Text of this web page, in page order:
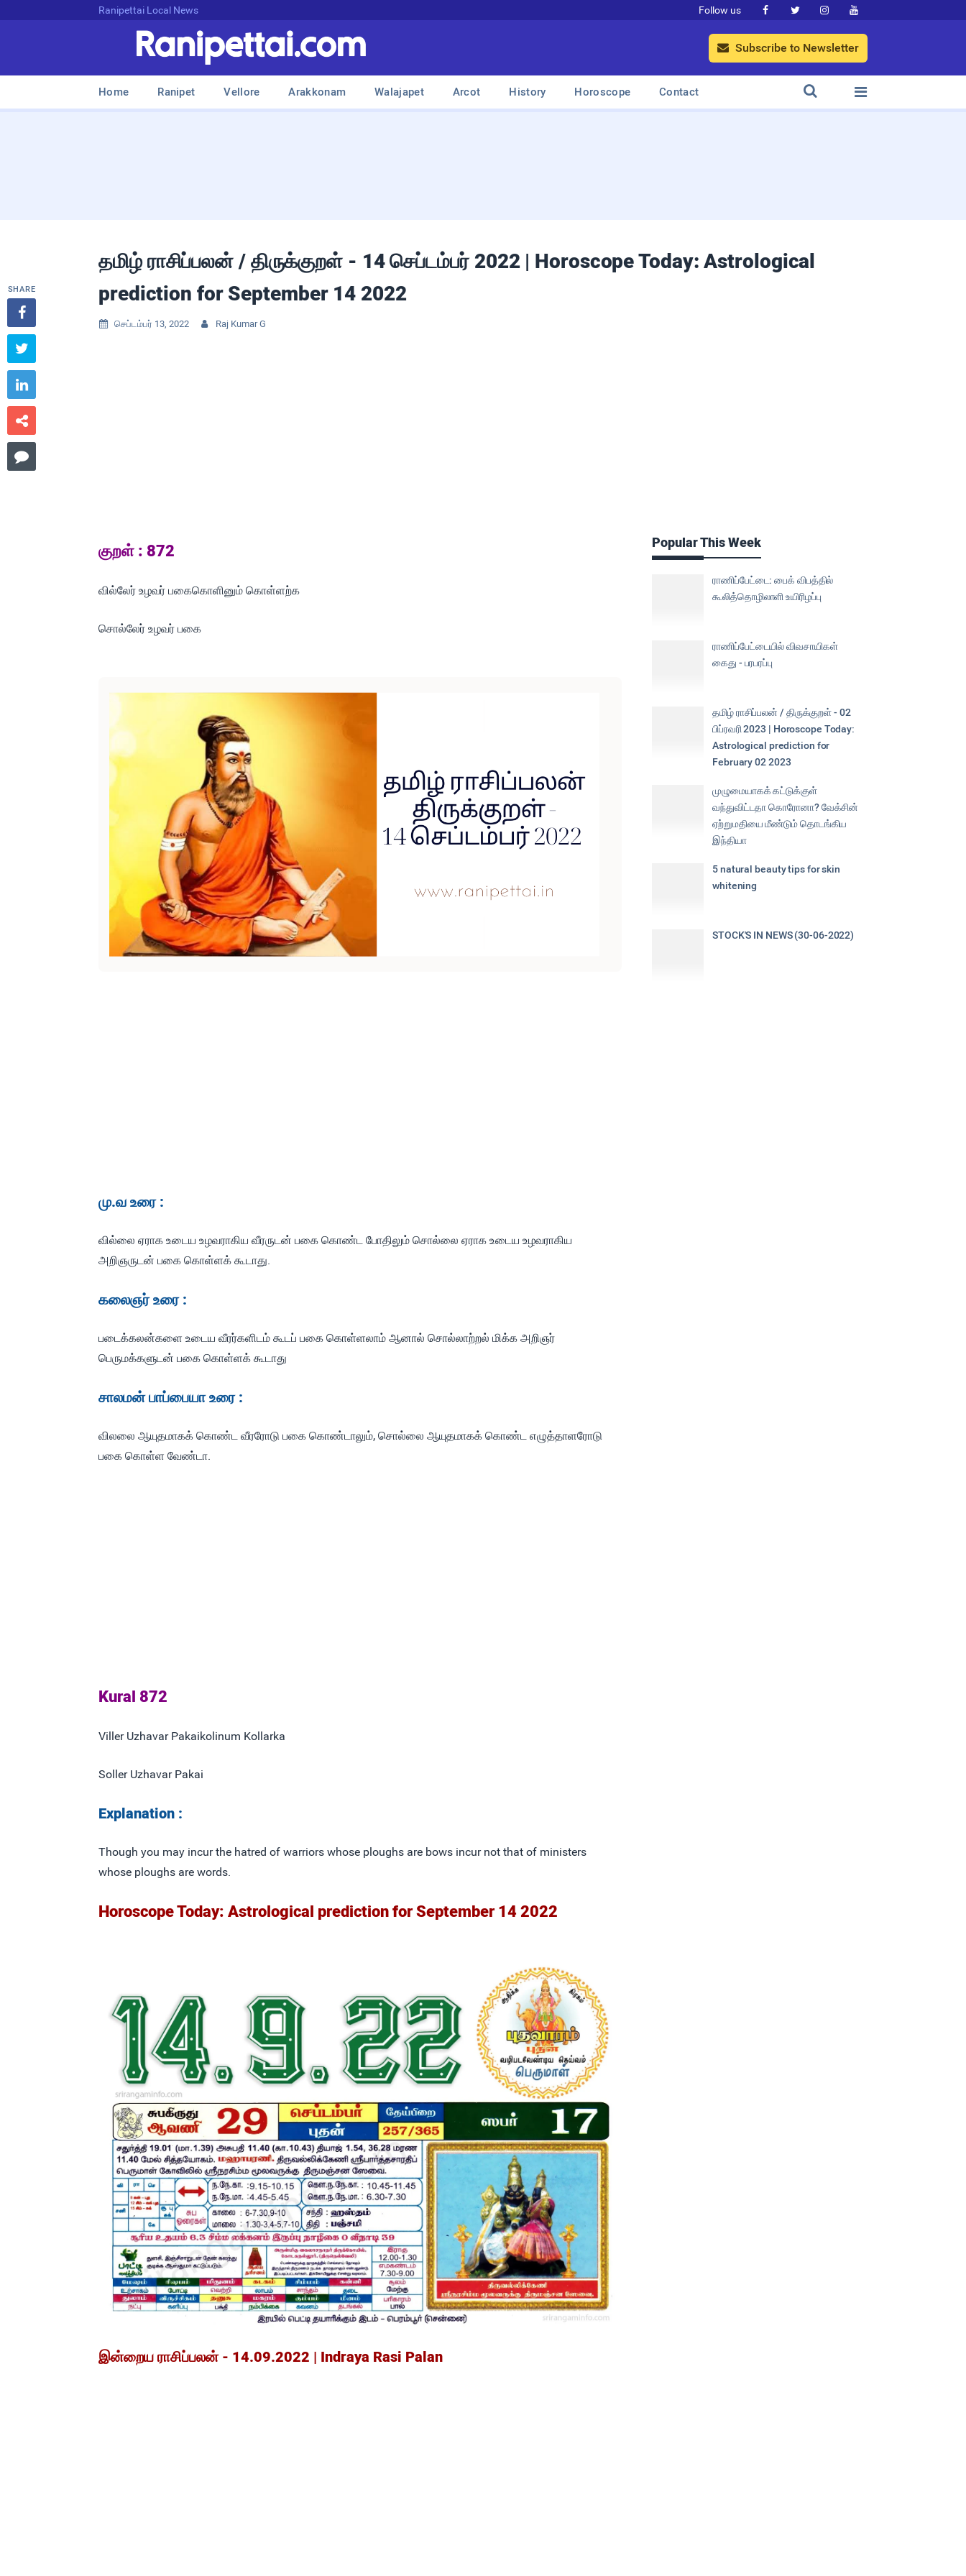
Ranipettai Local News Follow us    
 Subscribe to Newsletter
Home Ranipet Vellore Arakkonam Walajapet Arcot History Horoscope Contact 

தமிழ் ராசிப்பலன் / திருக்குறள் - 14 செப்டம்பர் 2022 | Horoscope Today: Astrological
prediction for September 14 2022
 செப்டம்பர் 13, 2022  Raj Kumar G
குறள் : 872
வில்லேர் உழவர் பகைகொளினும் கொள்ளற்க
சொல்லேர் உழவர் பகை
மு.வ உரை :
வில்லை ஏராக உடைய உழவராகிய வீரருடன் பகை கொண்ட போதிலும் சொல்லை ஏராக உடைய உழவராகிய
அறிஞருடன் பகை கொள்ளக் கூடாது.
கலைஞர் உரை :
படைக்கலன்களை உடைய வீரர்களிடம் கூடப் பகை கொள்ளலாம் ஆனால் சொல்லாற்றல் மிக்க அறிஞர்
பெருமக்களுடன் பகை கொள்ளக் கூடாது
சாலமன் பாப்பையா உரை :
விலலை ஆயுதமாகக் கொண்ட வீரரோடு பகை கொண்டாலும், சொல்லை ஆயுதமாகக் கொண்ட எழுத்தாளரோடு
பகை கொள்ள வேண்டா.
Kural 872
Viller Uzhavar Pakaikolinum Kollarka
Soller Uzhavar Pakai
Explanation :
Though you may incur the hatred of warriors whose ploughs are bows incur not that of ministers
whose ploughs are words.
Horoscope Today: Astrological prediction for September 14 2022
இன்றைய ராசிப்பலன் - 14.09.2022 | Indraya Rasi Palan
SHARE





Popular This Week
ராணிப்பேட்டை: பைக் விபத்தில்
கூலித்தொழிலாளி உயிரிழப்பு
ராணிப்பேட்டையில் விவசாயிகள்
கைது - பரபரப்பு
தமிழ் ராசிப்பலன் / திருக்குறள் - 02
பிப்ரவரி 2023 | Horoscope Today:
Astrological prediction for
February 02 2023
முழுமையாகக் கட்டுக்குள்
வந்துவிட்டதா கொரோனா? வேக்சின்
ஏற்றுமதியை மீண்டும் தொடங்கிய
இந்தியா
5 natural beauty tips for skin
whitening
STOCK'S IN NEWS (30-06-2022)